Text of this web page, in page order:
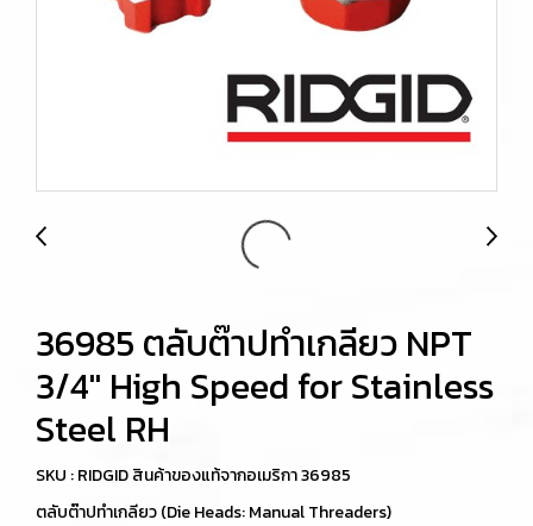
36985 ตลับต๊าปทำเกลียว NPT
3/4" High Speed for Stainless
Steel RH
SKU : RIDGID สินค้าของแท้จากอเมริกา 36985
ตลับต๊าปทำเกลียว (Die Heads: Manual Threaders)